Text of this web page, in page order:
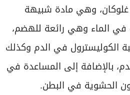
غلوكان، وهي مادة شبيهة
الماء وهي رائعة للهضم،
في الدم وكذلك
بالإضافة إلى المساعدة في
الحشوية في البطن.